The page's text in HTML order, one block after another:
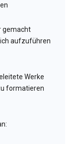
gemacht
aufzuführen
Werke
formatieren